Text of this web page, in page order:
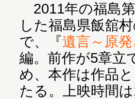
2011年の福島
した福島県飯舘
で、『遺言～原
編。前作が5章立
め、本作は作品
たる。上映時間は